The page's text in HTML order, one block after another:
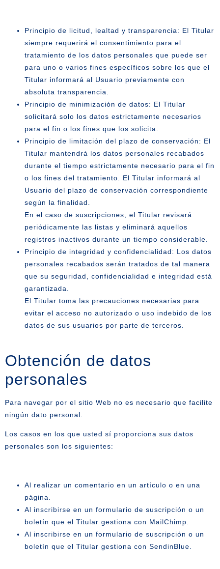
Principio de licitud, lealtad y transparencia: El Titular
siempre requerirá el consentimiento para el
tratamiento de los datos personales que puede ser
para uno o varios fines específicos sobre los que el
Titular informará al Usuario previamente con
absoluta transparencia.
Principio de minimización de datos: El Titular
solicitará solo los datos estrictamente necesarios
para el fin o los fines que los solicita.
Principio de limitación del plazo de conservación: El
Titular mantendrá los datos personales recabados
durante el tiempo estrictamente necesario para el fin
o los fines del tratamiento. El Titular informará al
Usuario del plazo de conservación correspondiente
según la finalidad.
En el caso de suscripciones, el Titular revisará
periódicamente las listas y eliminará aquellos
registros inactivos durante un tiempo considerable.
Principio de integridad y confidencialidad: Los datos
personales recabados serán tratados de tal manera
que su seguridad, confidencialidad e integridad está
garantizada.
El Titular toma las precauciones necesarias para
evitar el acceso no autorizado o uso indebido de los
datos de sus usuarios por parte de terceros.
Obtención de datos
personales
Para navegar por el sitio Web no es necesario que facilite
ningún dato personal.
Los casos en los que usted sí proporciona sus datos
personales son los siguientes:
Al realizar un comentario en un artículo o en una
página.
Al inscribirse en un formulario de suscripción o un
boletín que el Titular gestiona con MailChimp.
Al inscribirse en un formulario de suscripción o un
boletín que el Titular gestiona con SendinBlue.